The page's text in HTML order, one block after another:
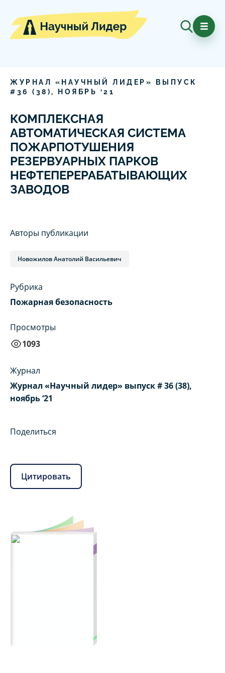
ЖУРНАЛ «НАУЧНЫЙ ЛИДЕР» ВЫПУСК
# 36 ( 38 ), НОЯБРЬ ‘21
КОМПЛЕКСНАЯ
АВТОМАТИЧЕСКАЯ СИСТЕМА
ПОЖАРПОТУШЕНИЯ
РЕЗЕРВУАРНЫХ ПАРКОВ
НЕФТЕПЕРЕРАБАТЫВАЮЩИХ
ЗАВОДОВ
Авторы публикации
Новожилов Анатолий Васильевич
Рубрика
Пожарная безопасность
Просмотры
1093
Журнал
Журнал «Научный лидер» выпуск # 36 (38),
ноябрь ‘21
Поделиться
Цитировать